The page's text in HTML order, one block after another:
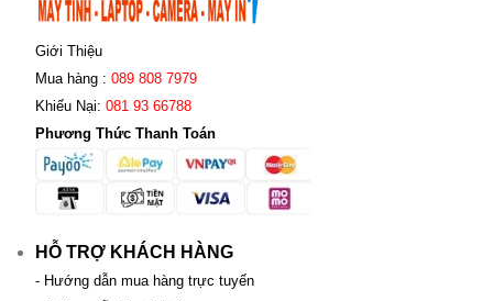
Giới Thiệu
Mua hàng : 089 808 7979
Khiếu Nại: 081 93 66788
Phương Thức Thanh Toán
HỖ TRỢ KHÁCH HÀNG
- Hướng dẫn mua hàng trực tuyến